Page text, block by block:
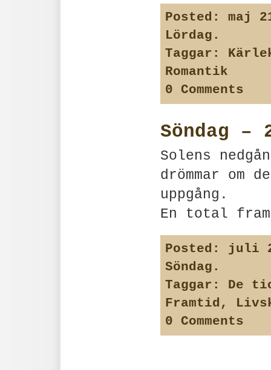
Posted:
maj
Lördag .
Taggar:
Romantik
0 Comments
Söndag –
Solens
drömmar om
uppgång.
En total
Posted:
juli
Söndag .
Taggar: De
Framtid ,
0 Comments